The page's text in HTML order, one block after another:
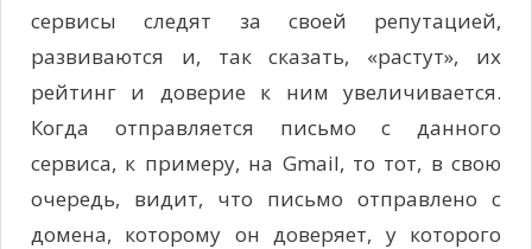
сервисы следят за своей репутацией,
развиваются и, так сказать, «растут», их
рейтинг и доверие к ним увеличивается.
Когда отправляется письмо с данного
сервиса, к примеру, на Gmail, то тот, в свою
очередь, видит, что письмо отправлено с
домена, которому он доверяет, у которого